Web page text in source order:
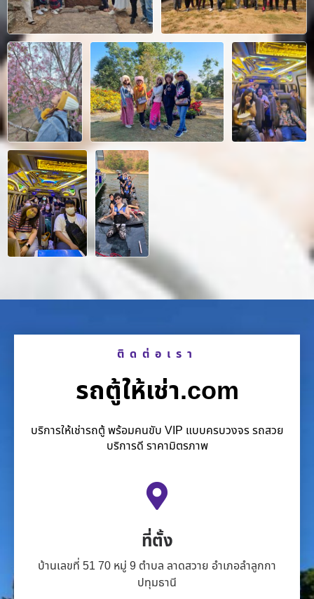
ติดต่อเรา
รถตู้ให้เช่า.com
บริการให้เช่ารถตู้ พร้อมคนขับ VIP แบบครบวงจร รถสวย
บริการดี ราคามิตรภาพ
ที่ตั้ง
บ้านเลขที่ 51 70 หมู่ 9 ตำบล ลาดสวาย อำเภอลำลูกกา
ปทุมธานี